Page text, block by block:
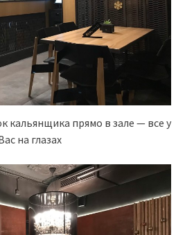
кальянщика прямо в зале — все у
на глазах